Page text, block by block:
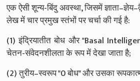
एक ऐसी शून्य-बिंदु अवस्था, जिसमें
लेख में चार प्रमुख स्तंभों पर चर्चा की गई है:
(1) इंद्रियातीत बोध और "Basal
चेतन-संवेदनशीलता के रूप में देखा जाता है;
(2) तुरीय–स्वरूप "0 बोध" और उसका